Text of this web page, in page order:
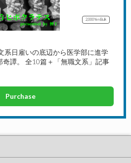
2,000YenBulk
系日雇いの底辺から医学部に進学
奇譚。 全10篇＋「無職文系」記事
Purchase